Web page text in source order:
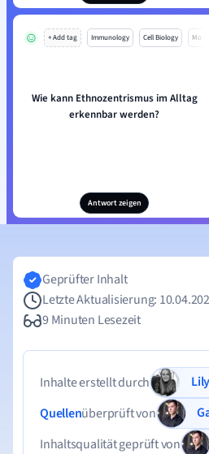
+ Add tag Immunology Cell Biology Mo
Wie kann Ethnozentrismus im Alltag
erkennbar werden?
Antwort zeigen
Geprüfter Inhalt
Letzte Aktualisierung:
9 Minuten Lesezeit
Inhalte erstellt durch
Quellenüberprüft von
Inhaltsqualität geprüft von